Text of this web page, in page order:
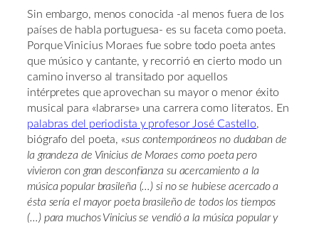
Sin embargo, menos conocida -al menos fuera de los
países de habla portuguesa- es su faceta como poeta.
Porque Vinicius Moraes fue sobre todo poeta antes
que músico y cantante, y recorrió en cierto modo un
camino inverso al transitado por aquellos
intérpretes que aprovechan su mayor o menor éxito
musical para «labrarse» una carrera como literatos. En
palabras del periodista y profesor José Castello,
biógrafo del poeta, «sus contemporáneos no dudaban de
la grandeza de Vinicius de Moraes como poeta pero
vivieron con gran desconfianza su acercamiento a la
música popular brasileña (…) si no se hubiese acercado a
ésta sería el mayor poeta brasileño de todos los tiempos
(…) para muchos Vinicius se vendió a la música popular y